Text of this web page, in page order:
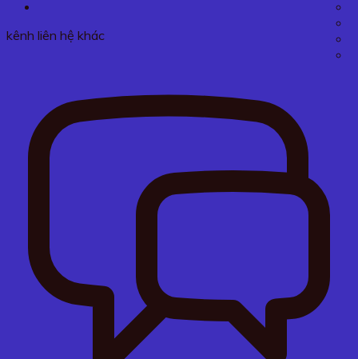
kênh liên hệ khác